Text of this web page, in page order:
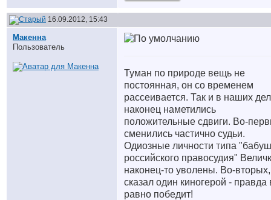
16.09.2012, 15:43
Макенна
Пользователь
Туман по природе вещь не
постоянная, он со временем
рассеивается. Так и в наших
наконец наметились
положительные сдвиги. Во-
сменились частично судьи.
Одиозные личности типа
российского правосудия"
наконец-то уволены. Во-вторых,
сказал один киногерой - правда
равно победит!